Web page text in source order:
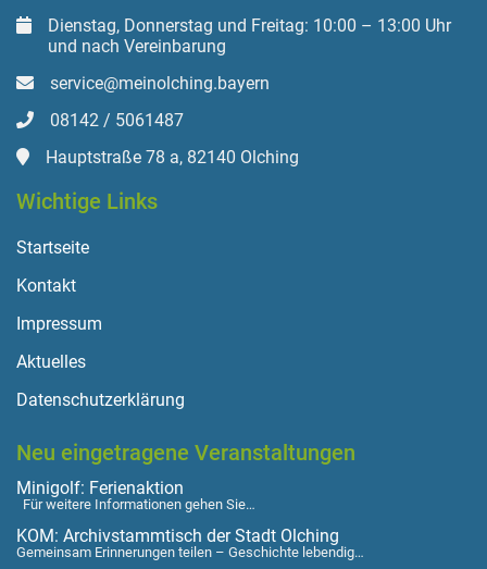
Dienstag, Donnerstag und Freitag: 10:00 – 13:00 Uhr
und nach Vereinbarung
service@meinolching.bayern
08142 / 5061487
Hauptstraße 78 a, 82140 Olching
Wichtige Links
Startseite
Kontakt
Impressum
Aktuelles
Datenschutzerklärung
Neu eingetragene Veranstaltungen
Minigolf: Ferienaktion
Für weitere Informationen gehen Sie…
KOM: Archivstammtisch der Stadt Olching
Gemeinsam Erinnerungen teilen – Geschichte lebendig…